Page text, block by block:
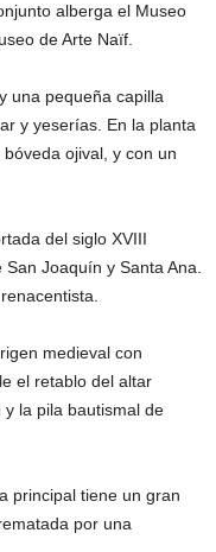
alberga el Museo
de Arte Naïf.
una pequeña capilla
y yeserías. En la planta
ojival, y con un
del siglo XVIII
Joaquín y Santa Ana.
medieval con
el retablo del altar
y la pila bautismal de
principal tiene un gran
por una